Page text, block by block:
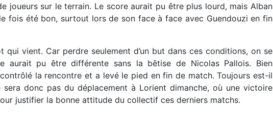
joueurs sur le terrain. Le score aurait pu être plus lourd, mais Alban
fois été bon, surtout lors de son face à face avec Guendouzi en fin
qui vient. Car perdre seulement d’un but dans ces conditions, on se
aurait pu être différente sans la bêtise de Nicolas Pallois. Bien
la rencontre et a levé le pied en fin de match. Toujours est-il
sera donc pas du déplacement à Lorient dimanche, où une victoire
justifier la bonne attitude du collectif ces derniers matchs.